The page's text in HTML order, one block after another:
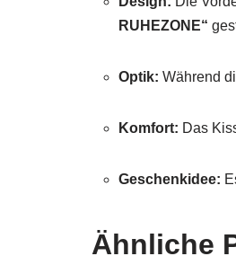
RUHEZONE“
Optik: Während
Komfort: Das
Geschenkidee:
Ähnliche